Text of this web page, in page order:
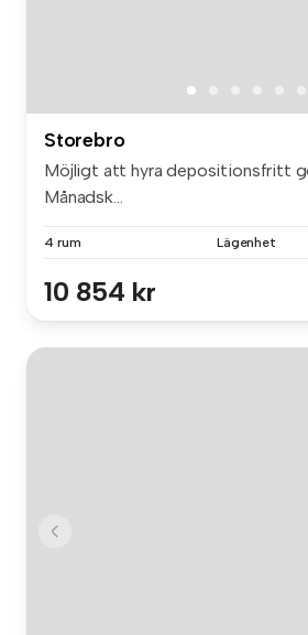
Storebro
Möjligt att hyra depositionsfritt
Månadsk...
4 rum Lägenhet
10 854 kr